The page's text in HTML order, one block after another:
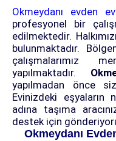
Okmeydanı evden
profesyonel bir
edilmektedir.
bulunmaktadır.
çalışmalarımız
yapılmaktadır.
yapılmadan önce
Evinizdeki eşyaların
adına taşıma
destek için
Okmeydanı